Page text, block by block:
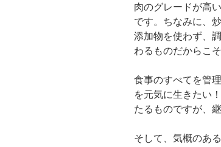
肉のグレードが高
です。ちなみに、
添加物を使わず、
わるものだからこ
食事のすべてを管
を元気に生きたい
たるものですが、
そして、気概のあ